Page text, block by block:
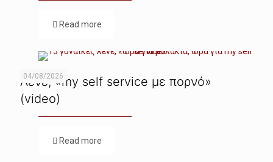
Read more
04/08/2026
Λένε, «my self service με πορνό»
(video)
Read more